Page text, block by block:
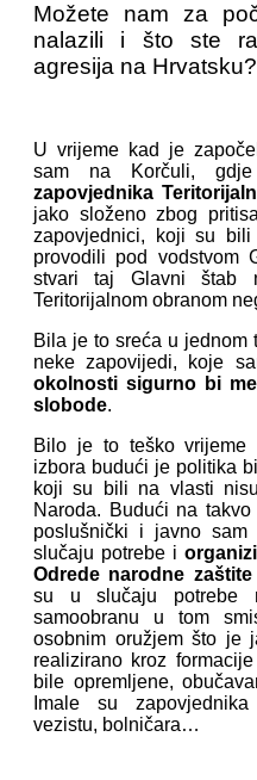
Možete nam za
nalazili i što ste
agresija na Hrvatsku?
U vrijeme kad je
sam na Korčuli,
zapovjednika
jako složeno zbog
zapovjednici, koji su bili
provodili pod vodstvom
stvari taj Glavni štab
Teritorijalnom obranom
Bila je to sreća u jednom
neke zapovijedi, koje
okolnosti sigurno bi
slobode.
Bilo je to teško vrijeme
izbora budući je politika
koji su bili na vlasti
Naroda. Budući na
poslušnički i javno
slučaju potrebe i
Odrede narodne zaštite
su u slučaju potrebe
samoobranu u tom
osobnim oružjem što je
realizirano kroz
bile opremljene,
Imale su
vezistu, bolničara…